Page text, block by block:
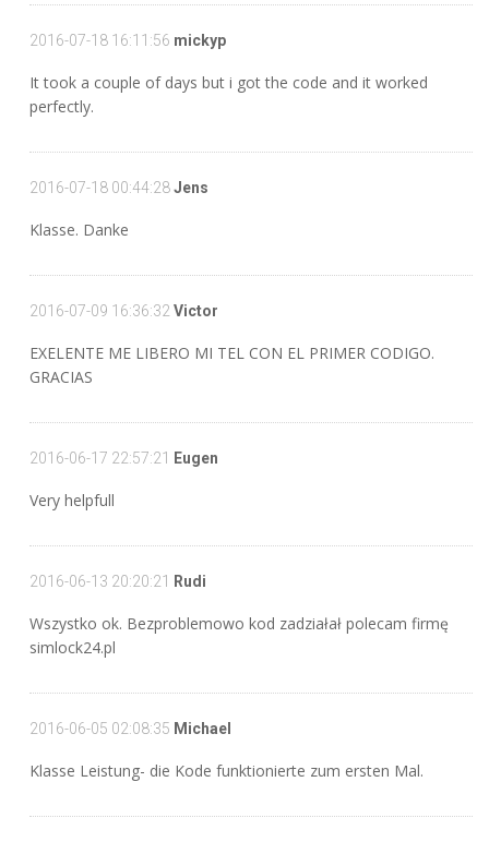
2016-07-18 16:11:56 mickyp
It took a couple of days but i got the code and it worked
perfectly.
2016-07-18 00:44:28Jens
Klasse. Danke
2016-07-09 16:36:32 Victor
EXELENTE ME LIBERO MI TEL CON EL PRIMER CODIGO.
GRACIAS
2016-06-17 22:57:21 Eugen
Very helpfull
2016-06-13 20:20:21 Rudi
Wszystko ok. Bezproblemowo kod zadziałał polecam firmę
simlock24.pl
2016-06-05 02:08:35 Michael
Klasse Leistung- die Kode funktionierte zum ersten Mal.